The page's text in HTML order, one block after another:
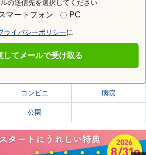
の送信先を選択してください
マートフォン PC
ライバシーポリシーに
してメールで受け取る
市の情報を見る
コンビニ 病院
公園